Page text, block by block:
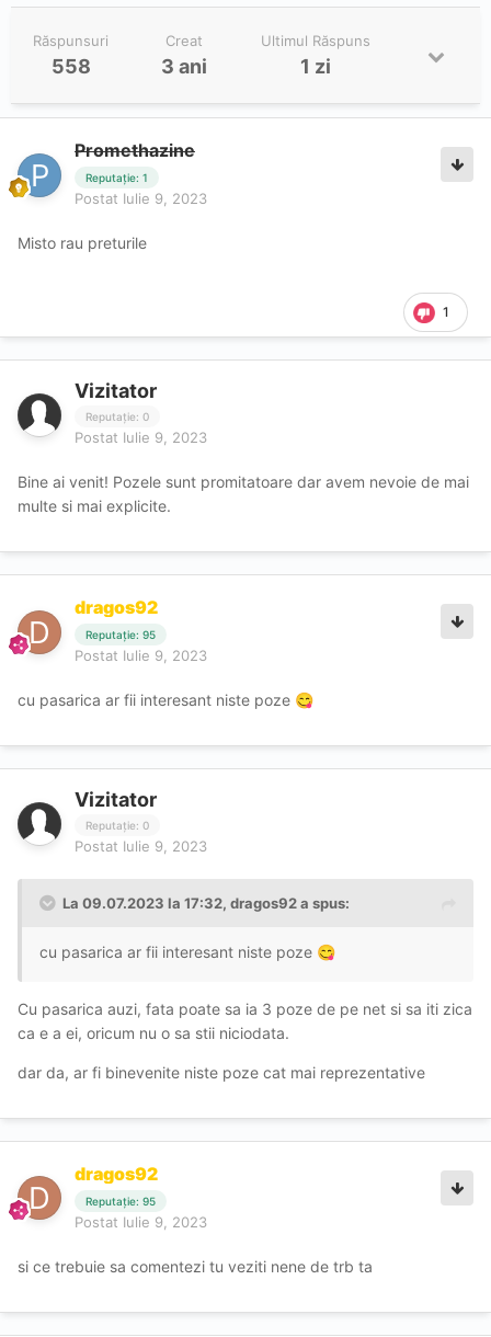
Răspunsuri
558
Creat
3 ani
Ultimul Răspuns
1 zi
Promethazine
Reputație: 1
Postat Iulie 9, 2023
Misto rau preturile
1
Vizitator
Reputație: 0
Postat Iulie 9, 2023
Bine ai venit! Pozele sunt promitatoare dar avem nevoie de mai
multe si mai explicite.
dragos92
Reputație: 95
Postat Iulie 9, 2023
cu pasarica ar fii interesant niste poze 😋
Vizitator
Reputație: 0
Postat Iulie 9, 2023
La 09.07.2023 la 17:32, dragos92a spus:
cu pasarica ar fii interesant niste poze 😋
Cu pasarica auzi, fata poate sa ia 3 poze de pe net si sa iti zica
ca e a ei, oricum nu o sa stii niciodata.
dar da, ar fi binevenite niste poze cat mai reprezentative
dragos92
Reputație: 95
Postat Iulie 9, 2023
si ce trebuie sa comentezi tu veziti nene de trb ta